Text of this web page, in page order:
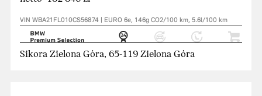
VIN WBA21FL010CS56874 | EURO 6e, 146g CO2/100 km, 5.6l/100 km
Sikora Zielona Góra, 65-119 Zielona Góra